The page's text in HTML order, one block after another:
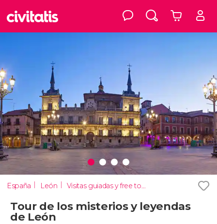
España León Visitas guiadas y free tours
Tour de los misterios y leyendas
de León